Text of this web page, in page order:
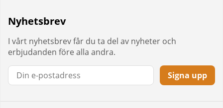
Nyhetsbrev
I vårt nyhetsbrev får du ta del av nyheter och
erbjudanden före alla andra.
Signa upp